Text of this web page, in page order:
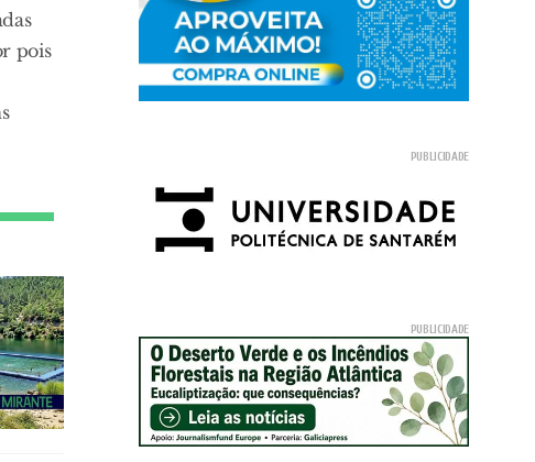
pois